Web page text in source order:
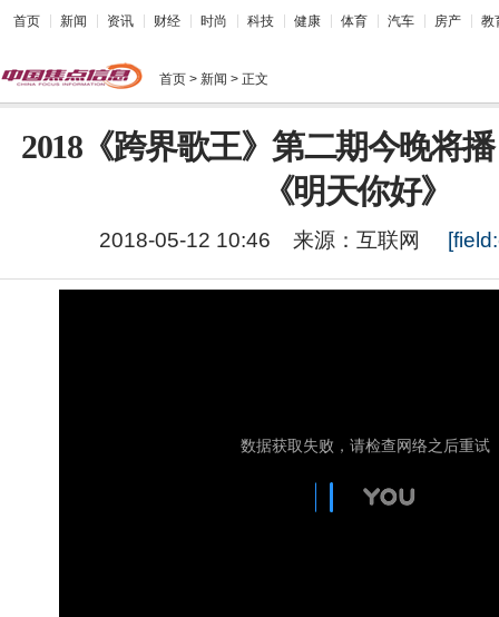
首页 新闻 资讯 财经 时尚 科技 健康 体育 汽车 房产 教
首页 > 新闻 > 正文
2018《跨界歌王》第二期今晚将
《明天你好》
2018-05-12 10:46 来源： 互联网